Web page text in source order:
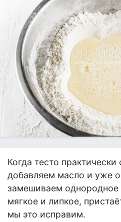
Когда тесто
добавляем масло и уже
замешиваем однородное
мягкое и липкое,
мы это исправим.